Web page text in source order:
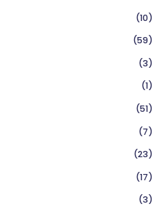
(10)
(59)
(3)
(1)
(51)
(7)
(23)
(17)
(3)